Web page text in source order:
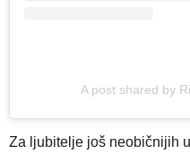
A post shared by
Za ljubitelje još neobičnijih